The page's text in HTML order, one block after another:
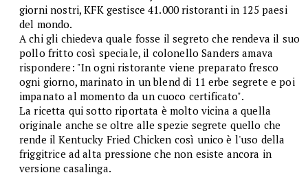
giorni nostri, KFK gestisce 41.000 ristoranti in 125 paesi
del mondo.
A chi gli chiedeva quale fosse il segreto che rendeva il suo
pollo fritto così speciale, il colonello Sanders amava
rispondere: "In ogni ristorante viene preparato fresco
ogni giorno, marinato in un blend di 11 erbe segrete e poi
impanato al momento da un cuoco certificato".
La ricetta qui sotto riportata è molto vicina a quella
originale anche se oltre alle spezie segrete quello che
rende il Kentucky Fried Chicken così unico è l'uso della
friggitrice ad alta pressione che non esiste ancora in
versione casalinga.